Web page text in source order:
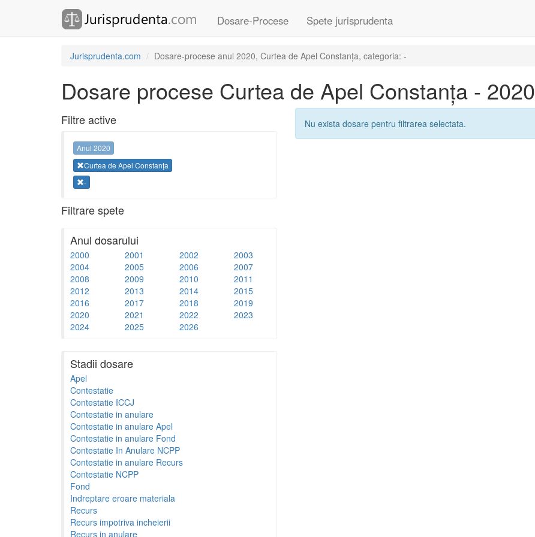
Dosare-Procese Spete jurisprudenta
Jurisprudenta.com Dosare-procese anul 2020, Curtea de Apel Constanța, categoria: -
Dosare procese Curtea de Apel Constanța - 2020
Filtre active
Anul 2020
Curtea de Apel Constanța
-
Filtrare spete
Anul dosarului
2000 2001 2002
2003
2004
2005 2006
2007
2008
2009 2010
2011
2012
2013 2014
2015
2016
2017 2018
2019
2020
2021 2022
2023
2024
2025 2026
Stadii dosare
Apel
Contestatie
Contestatie ICCJ
Contestatie in anulare
Contestatie in anulare Apel
Contestatie in anulare Fond
Contestatie In Anulare NCPP
Contestatie in anulare Recurs
Contestatie NCPP
Fond
Indreptare eroare materiala
Recurs
Recurs impotriva incheierii
Recurs in anulare
Nu exista dosare pentru filtrarea selectata.